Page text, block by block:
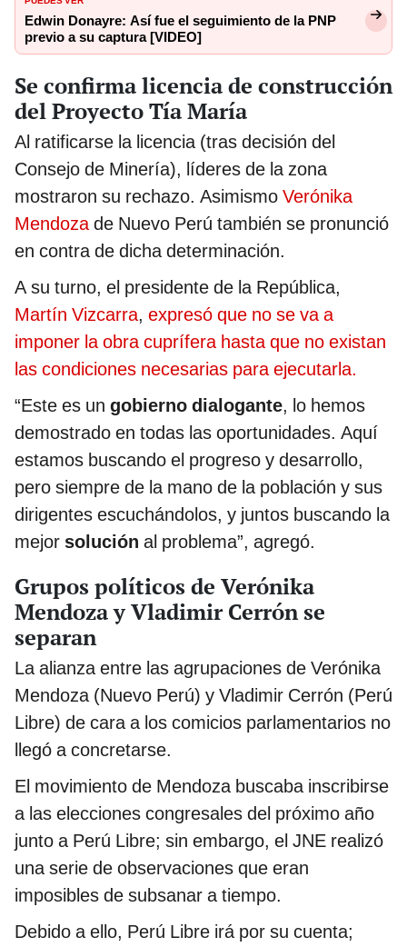
Edwin Donayre: Así fue el seguimiento de la PNP
previo a su captura [VIDEO]
Se confirma licencia de construcción
del Proyecto Tía María
Al ratificarse la licencia (tras decisión del
Consejo de Minería), líderes de la zona
mostraron su rechazo. Asimismo Verónika
Mendozade Nuevo Perú también se pronunció
en contra de dicha determinación.
A su turno, el presidente de la República,
Martín Vizcarra, expresó que no se va a
imponer la obra cuprífera hasta que no existan
las condiciones necesarias para ejecutarla.
“Este es un gobierno dialogante, lo hemos
demostrado en todas las oportunidades. Aquí
estamos buscando el progreso y desarrollo,
pero siempre de la mano de la población y sus
dirigentes escuchándolos, y juntos buscando la
mejor solución al problema”, agregó.
Grupos políticos de Verónika
Mendoza y Vladimir Cerrón se
separan
La alianza entre las agrupaciones de Verónika
Mendoza (Nuevo Perú) y Vladimir Cerrón (Perú
Libre) de cara a los comicios parlamentarios no
llegó a concretarse.
El movimiento de Mendoza buscaba inscribirse
a las elecciones congresales del próximo año
junto a Perú Libre; sin embargo, el JNE realizó
una serie de observaciones que eran
imposibles de subsanar a tiempo.
Debido a ello, Perú Libre irá por su cuenta;